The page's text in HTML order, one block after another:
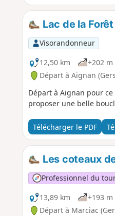
Lac de la
Visorandonneur
12,50 km
+202 m
Départ à Aignan
Départ à Aignan pour
proposer une belle
Télécharger le PDF
Les coteaux
Professionnel du
13,89 km
+193 m
Départ à Marciac